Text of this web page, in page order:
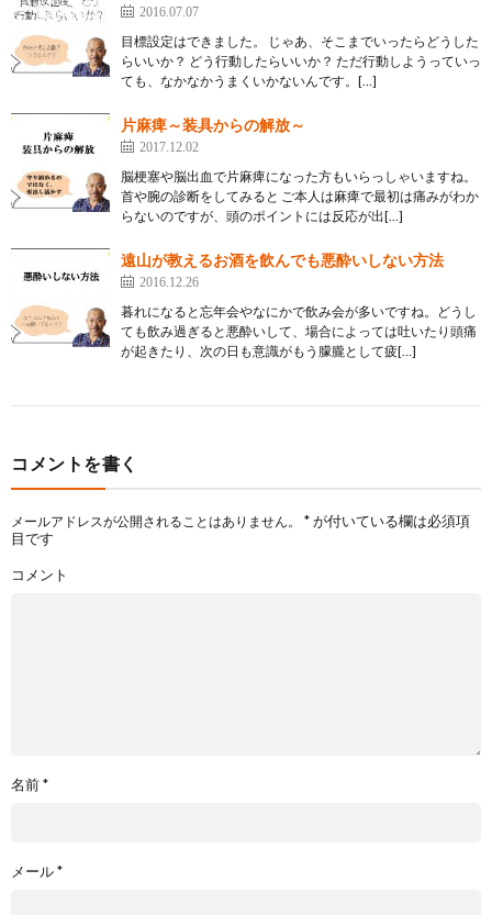
2016.07.07
目標設定はできました。 じゃあ、そこまでいったらどうした
らいいか？ どう行動したらいいか？ ただ行動しようっていっ
ても、なかなかうまくいかないんです。[…]
片麻痺～装具からの解放～
2017.12.02
脳梗塞や脳出血で片麻痺になった方もいらっしゃいますね。
首や腕の診断をしてみると ご本人は麻痺で最初は痛みがわか
らないのですが、頭のポイントには反応が出[…]
遠山が教えるお酒を飲んでも悪酔いしない方法
2016.12.26
暮れになると忘年会やなにかで飲み会が多いですね。どうし
ても飲み過ぎると悪酔いして、場合によっては吐いたり頭痛
が起きたり、次の日も意識がもう朦朧として疲[…]
コメントを書く
メールアドレスが公開されることはありません。 *が付いている欄は必須項
目です
コメント
名前*
メール*